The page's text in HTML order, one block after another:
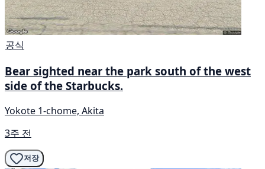
공식
Bear sighted near the park south of the west
side of the Starbucks.
Yokote 1-chome, Akita
3주 전
저장